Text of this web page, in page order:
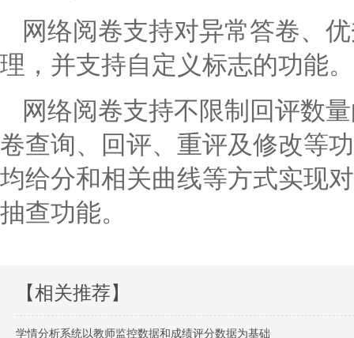
网络阅卷支持对异常答卷、
理，并支持自定义标志的功能。
网络阅卷支持不限制回评数
卷查询、回评、重评及修改等功
均给分和相关曲线等方式实现
抽查功能。
【相关推荐】
学情分析系统以教师监控数据和成绩评分数据为基础